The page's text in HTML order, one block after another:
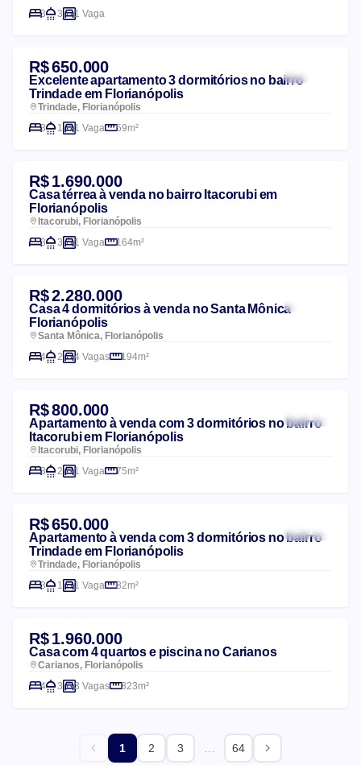
3
3 1 Vaga
R$ 650.000
Excelente apartamento 3 dormitórios no bairro
Trindade em Florianópolis
Trindade, Florianópolis
3
1 1 Vaga 59m²
R$ 1.690.000
Casa térrea à venda no bairro Itacorubi em
Florianópolis
Itacorubi, Florianópolis
3
3 1 Vaga 164m²
R$ 2.280.000
Casa 4 dormitórios à venda no Santa Mônica
Florianópolis
Santa Mônica, Florianópolis
4
2 4 Vagas 194m²
R$ 800.000
Apartamento à venda com 3 dormitórios no bairro
Itacorubi em Florianópolis
Itacorubi, Florianópolis
3
2 1 Vaga 75m²
R$ 650.000
Apartamento à venda com 3 dormitórios no bairro
Trindade em Florianópolis
Trindade, Florianópolis
3
1 1 Vaga 82m²
R$ 1.960.000
Casa com 4 quartos e piscina no Carianos
Carianos, Florianópolis
4
3 3 Vagas 323m²
1 2 3 … 64